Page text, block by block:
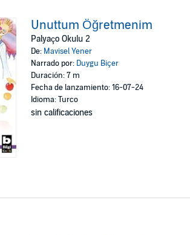
Unuttum Öğretmenim
Palyaço Okulu 2
De: Mavisel Yener
Narrado por: Duygu Biçer
Duración: 7 m
Fecha de lanzamiento: 16-07-24
Idioma: Turco
sin calificaciones